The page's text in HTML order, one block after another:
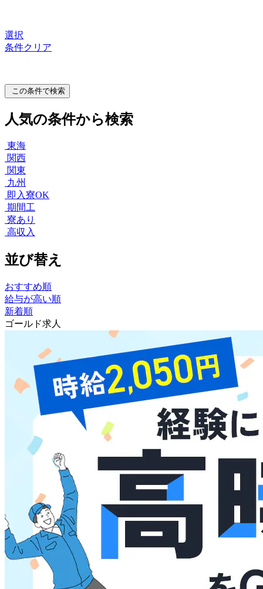
選択
条件クリア
この条件で検索
人気の条件から検索
東海
関西
関東
九州
即入寮OK
期間工
寮あり
高収入
並び替え
おすすめ順
給与が高い順
新着順
ゴールド求人